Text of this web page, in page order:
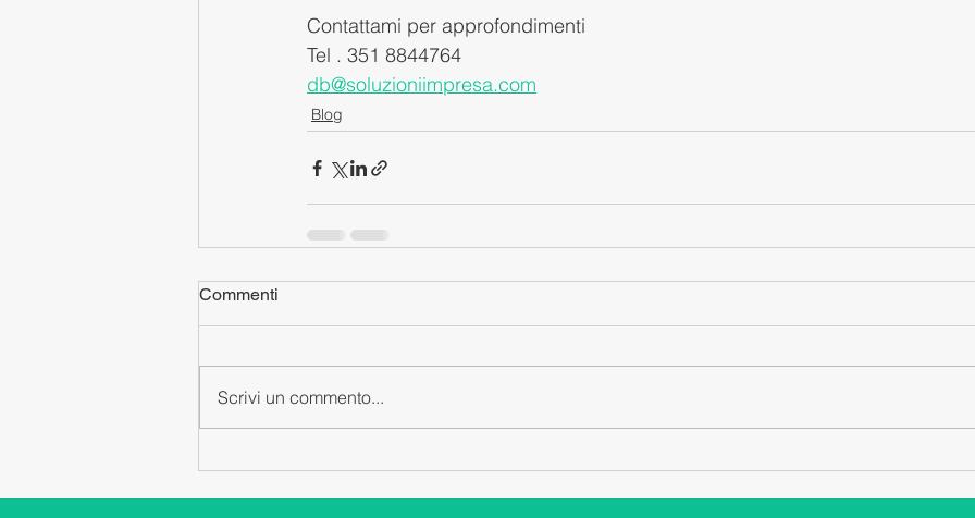
Contattami per approfondimenti
Tel . 351 8844764
db@soluzioniimpresa.com
Blog
Commenti
Scrivi un commento...